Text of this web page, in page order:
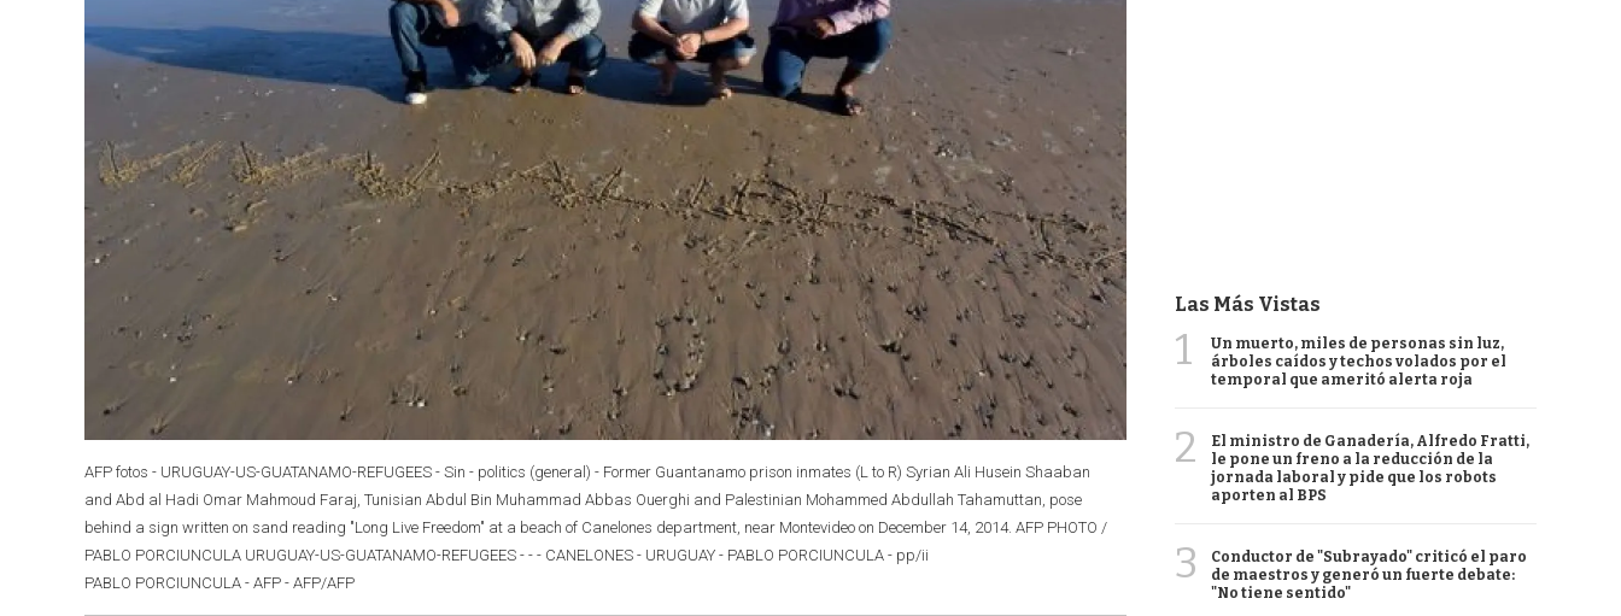
AFP fotos - URUGUAY-US-GUATANAMO-REFUGEES - Sin - politics (general) - Former Guantanamo prison inmates (L to R) Syrian Ali Husein Shaaban
and Abd al Hadi Omar Mahmoud Faraj, Tunisian Abdul Bin Muhammad Abbas Ouerghi and Palestinian Mohammed Abdullah Tahamuttan, pose
behind a sign written on sand reading "Long Live Freedom" at a beach of Canelones department, near Montevideo on December 14, 2014. AFP PHOTO /
PABLO PORCIUNCULA URUGUAY-US-GUATANAMO-REFUGEES - - - CANELONES - URUGUAY - PABLO PORCIUNCULA - pp/ii
PABLO PORCIUNCULA - AFP - AFP/AFP
Las Más Vistas
1
Un muerto, miles de personas sin luz,
árboles caídos y techos volados por el
temporal que ameritó alerta roja
2
El ministro de Ganadería, Alfredo Fratti,
le pone un freno a la reducción de la
jornada laboral y pide que los robots
aporten al BPS
3
Conductor de "Subrayado" criticó el paro
de maestros y generó un fuerte debate:
"No tiene sentido"